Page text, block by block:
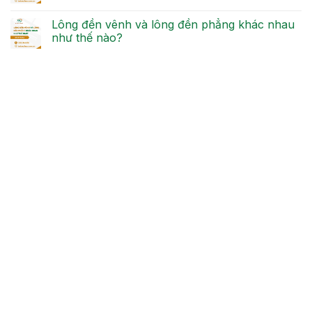
Lông đền vênh và lông đền phẳng khác nhau
như thế nào?